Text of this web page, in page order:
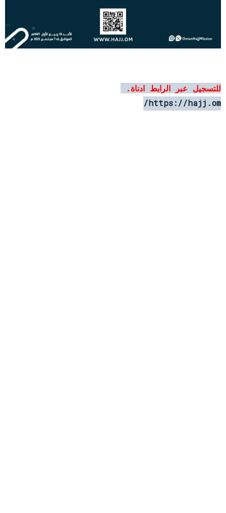
للتسجيل عبر الرابط ادناة.
https://hajj.om/